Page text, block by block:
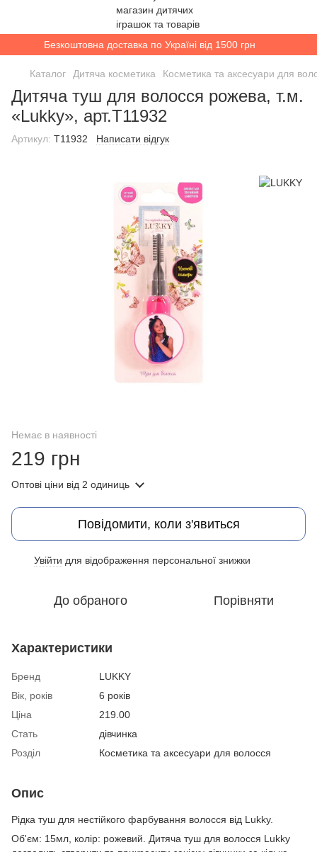
Безкоштовна доставка по Україні від 1500 грн
Каталог Дитяча косметика Косметика та аксесуари для
Дитяча туш для волосся рожева, т.м.
«Lukky», арт.T11932
Артикул: T11932 Написати відгук
Немає в наявності
219 грн
Оптові ціни від 2 одиниць
Повідомити, коли з'явиться
Увійти для відображення персональної знижки
До обраного Порівняти
Характеристики
Бренд
LUKKY
Вік, років
6 років
Ціна
219.00
Стать
дівчинка
Розділ
Косметика та аксесуари для волосся
Опис
Рідка туш для нестійкого фарбування волосся від Lukky.
Об'єм: 15мл, колір: рожевий. Дитяча туш для волосся Lukky